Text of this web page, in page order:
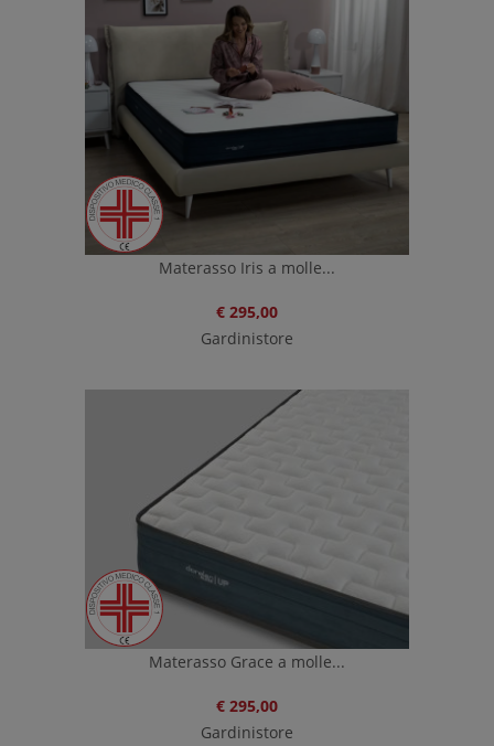
Materasso Iris a molle...
€ 295,00
Gardinistore
Materasso Grace a molle...
€ 295,00
Gardinistore